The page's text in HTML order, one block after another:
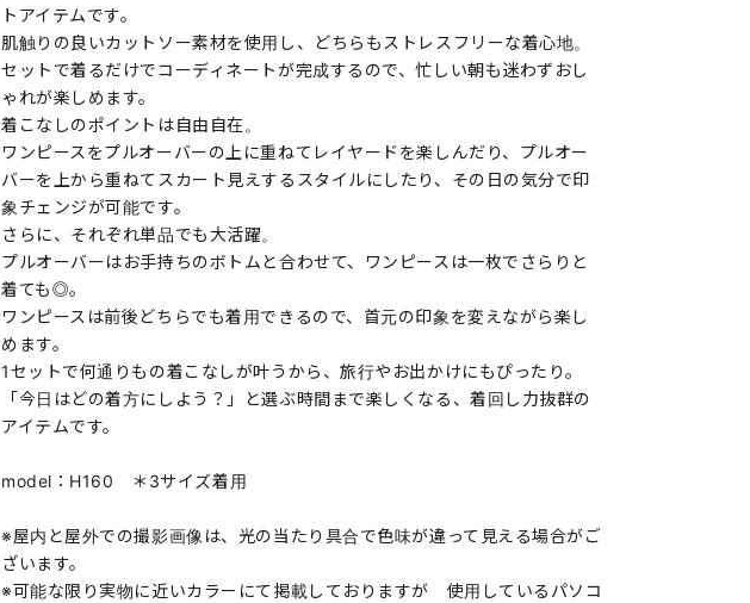
トアイテムです。
肌触りの良いカットソー素材を使用し、どちらもストレスフリーな着心地。
セットで着るだけでコーディネートが完成するので、忙しい朝も迷わずおし
ゃれが楽しめます。
着こなしのポイントは自由自在。
ワンピースをプルオーバーの上に重ねてレイヤードを楽しんだり、プルオー
バーを上から重ねてスカート見えするスタイルにしたり、その日の気分で印
象チェンジが可能です。
さらに、それぞれ単品でも大活躍。
プルオーバーはお手持ちのボトムと合わせて、ワンピースは一枚でさらりと
着ても◎。
ワンピースは前後どちらでも着用できるので、首元の印象を変えながら楽し
めます。
1セットで何通りもの着こなしが叶うから、旅行やお出かけにもぴったり。
「今日はどの着方にしよう？」と選ぶ時間まで楽しくなる、着回し力抜群の
アイテムです。
model：H160 ＊3サイズ着用
※屋内と屋外での撮影画像は、光の当たり具合で色味が違って見える場合がご
ざいます。
※可能な限り実物に近いカラーにて掲載しておりますが 使用しているパソコ